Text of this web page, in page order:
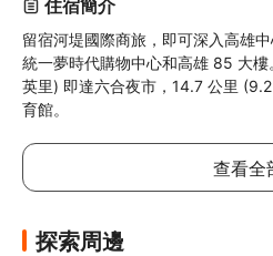
住宿簡介
留宿河堤國際商旅，即可深入高雄
統一夢時代購物中心和高雄 85 大
英里) 即達六合夜市，14.7 公里
育館。
查看全
探索周邊